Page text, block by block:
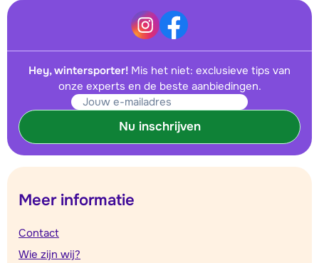
Hey, wintersporter! Mis het niet: exclusieve tips van
onze experts en de beste aanbiedingen.
Nu inschrijven
Meer informatie
Contact
Wie zijn wij?